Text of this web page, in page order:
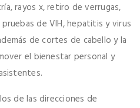
rayos x, retiro de verrugas,
de VIH, hepatitis y virus
de cortes de cabello y la
el bienestar personal y
de las direcciones de